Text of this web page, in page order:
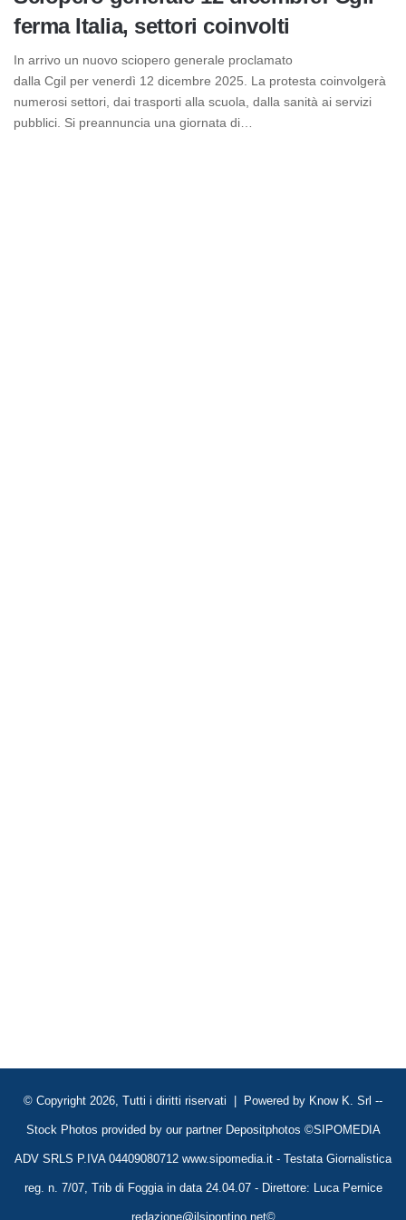
ferma Italia, settori coinvolti
In arrivo un nuovo sciopero generale proclamato
dalla Cgil per venerdì 12 dicembre 2025. La protesta coinvolgerà
numerosi settori, dai trasporti alla scuola, dalla sanità ai servizi
pubblici. Si preannuncia una giornata di…
© Copyright 2026, Tutti i diritti riservati | Powered by Know K. Srl --
Stock Photos provided by our partner Depositphotos ©SIPOMEDIA
ADV SRLS P.IVA 04409080712 www.sipomedia.it - Testata Giornalistica
reg. n. 7/07, Trib di Foggia in data 24.04.07 - Direttore: Luca Pernice
redazione@ilsipontino.net©